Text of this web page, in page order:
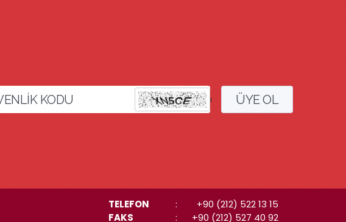
l ÜYE OL
TELEFON :
+90 (212) 522 13 15
FAKS
: +90 (212) 527 40 92